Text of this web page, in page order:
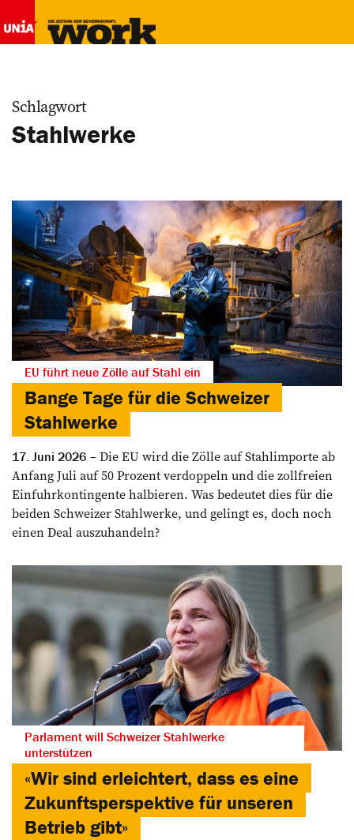
Schlagwort
Stahlwerke
EU führt neue Zölle auf Stahl ein
Bange Tage für die Schweizer
Stahlwerke
17. Juni 2026
Die EU wird die Zölle auf Stahlimporte ab
Anfang Juli auf 50 Prozent verdoppeln und die zollfreien
Einfuhrkontingente halbieren. Was bedeutet dies für die
beiden Schweizer Stahlwerke, und gelingt es, doch noch
einen Deal auszuhandeln?
Parlament will Schweizer Stahlwerke
unterstützen
«Wir sind erleichtert, dass es eine
Zukunftsperspektive für unseren
Betrieb gibt»